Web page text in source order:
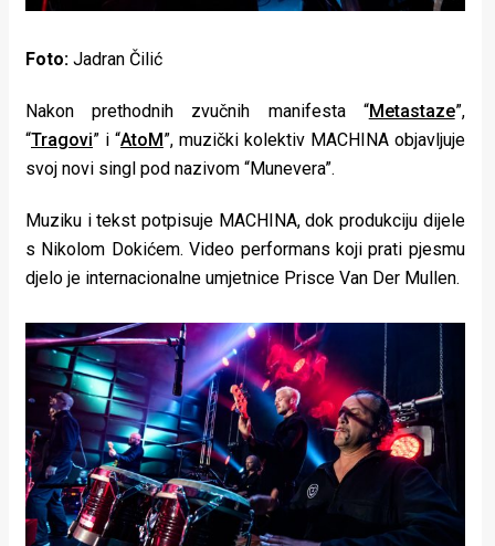
pokretu
Ideje
koje
Urban
Places
Aktivizam
Aktuelnosti
Promo
Foto: Jadran Čilić
Nakon prethodnih zvučnih manifesta “Metastaze”,
“Tragovi” i “AtoM”, muzički kolektiv MACHINA objavljuje
svoj novi singl pod nazivom “Munevera”.
Muziku i tekst potpisuje MACHINA, dok produkciju dijele
s Nikolom Dokićem. Video performans koji prati pjesmu
djelo je internacionalne umjetnice Prisce Van Der Mullen.